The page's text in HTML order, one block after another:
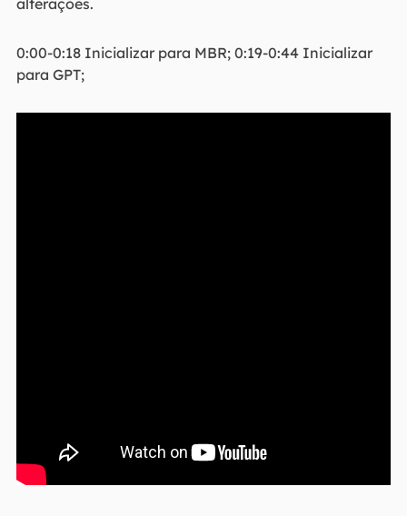
0:00-0:18 Inicializar para MBR; 0:19-0:44 Inicializar
para GPT;